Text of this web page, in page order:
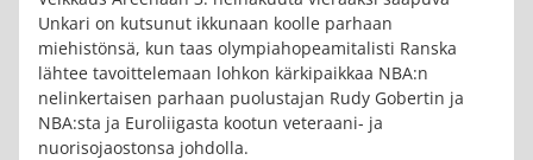
Unkari on kutsunut ikkunaan koolle parhaan
miehistönsä, kun taas olympiahopeamitalisti Ranska
lähtee tavoittelemaan lohkon kärkipaikkaa NBA:n
nelinkertaisen parhaan puolustajan Rudy Gobertin ja
NBA:sta ja Euroliigasta kootun veteraani- ja
nuorisojaostonsa johdolla.